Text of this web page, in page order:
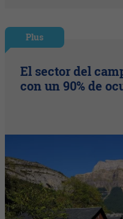
Plus
El sector del
con un 90% de